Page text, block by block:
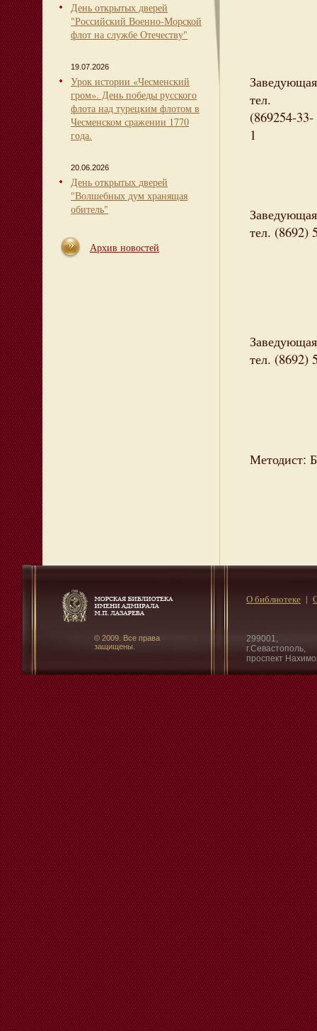
День открытых дверей
"Российский Военно-Морской
флот на службе Отечеству"
19.07.2026
Урок истории «Чесменский
гром». День победы русского
флота над турецким флотом в
Чесменском сражении 1770
года.
20.06.2026
День открытых дверей
"Волшебных дум хранящая
обитель"
Архив новостей
тел.
(869254-33-
тел. (8692)
тел. (8692)
Методист:
© 2009. Все права
защищены.
299001,
г.Севастополь,
проспект
О библиотеке